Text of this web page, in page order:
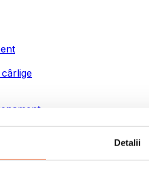
Detalii